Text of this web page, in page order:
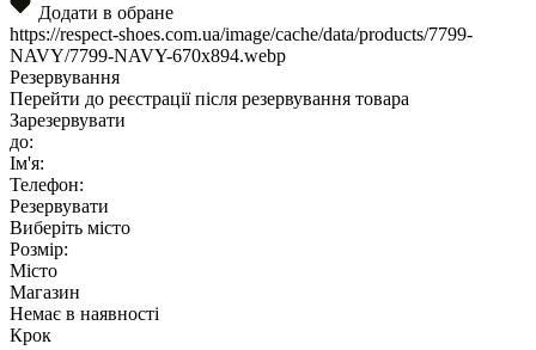
Додати в обране
https://respect-shoes.com.ua/image/cache/data/products/7799-
NAVY/7799-NAVY-670x894.webp
Резервування
Перейти до реєстрації після резервування товара
Зарезервувати
до:
Ім'я:
Телефон:
Резервувати
Виберіть місто
Розмір:
Місто
Магазин
Немає в наявності
Крок